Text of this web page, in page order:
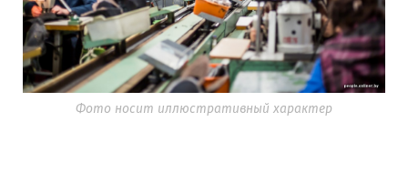
Фото носит иллюстративный характер